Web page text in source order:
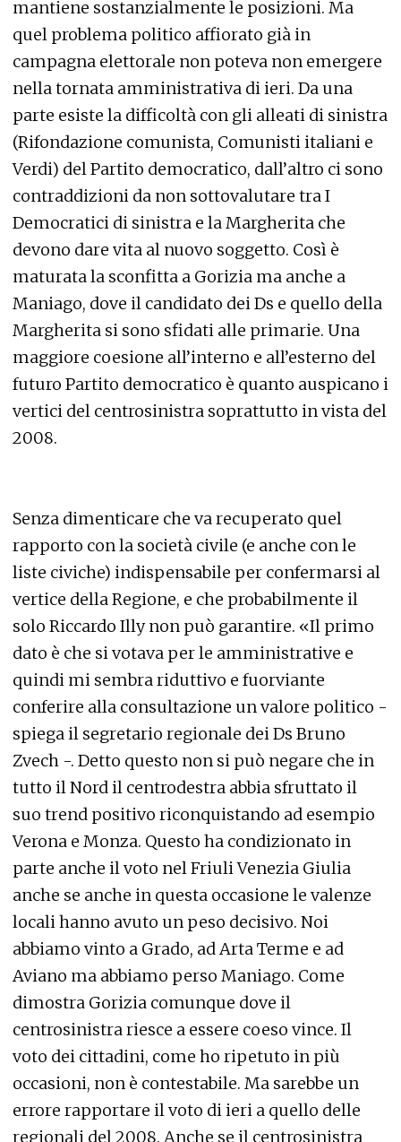
mantiene sostanzialmente le posizioni. Ma
quel problema politico affiorato già in
campagna elettorale non poteva non emergere
nella tornata amministrativa di ieri. Da una
parte esiste la difficoltà con gli alleati di sinistra
(Rifondazione comunista, Comunisti italiani e
Verdi) del Partito democratico, dall’altro ci sono
contraddizioni da non sottovalutare tra I
Democratici di sinistra e la Margherita che
devono dare vita al nuovo soggetto. Così è
maturata la sconfitta a Gorizia ma anche a
Maniago, dove il candidato dei Ds e quello della
Margherita si sono sfidati alle primarie. Una
maggiore coesione all’interno e all’esterno del
futuro Partito democratico è quanto auspicano i
vertici del centrosinistra soprattutto in vista del
2008.
Senza dimenticare che va recuperato quel
rapporto con la società civile (e anche con le
liste civiche) indispensabile per confermarsi al
vertice della Regione, e che probabilmente il
solo Riccardo Illy non può garantire. «Il primo
dato è che si votava per le amministrative e
quindi mi sembra riduttivo e fuorviante
conferire alla consultazione un valore politico -
spiega il segretario regionale dei Ds Bruno
Zvech -. Detto questo non si può negare che in
tutto il Nord il centrodestra abbia sfruttato il
suo trend positivo riconquistando ad esempio
Verona e Monza. Questo ha condizionato in
parte anche il voto nel Friuli Venezia Giulia
anche se anche in questa occasione le valenze
locali hanno avuto un peso decisivo. Noi
abbiamo vinto a Grado, ad Arta Terme e ad
Aviano ma abbiamo perso Maniago. Come
dimostra Gorizia comunque dove il
centrosinistra riesce a essere coeso vince. Il
voto dei cittadini, come ho ripetuto in più
occasioni, non è contestabile. Ma sarebbe un
errore rapportare il voto di ieri a quello delle
regionali del 2008. Anche se il centrosinistra